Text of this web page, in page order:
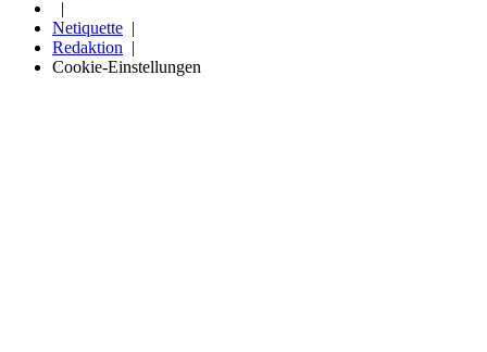
Netiquette
Redaktion
Cookie-Einstellungen